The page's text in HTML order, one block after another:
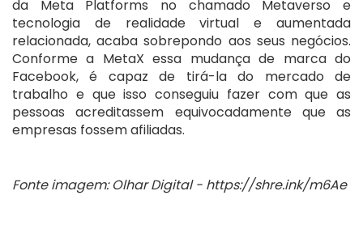
da Meta Platforms no chamado Metaverso e
tecnologia de realidade virtual e aumentada
relacionada, acaba sobrepondo aos seus negócios.
Conforme a MetaX essa mudança de marca do
Facebook, é capaz de tirá-la do mercado de
trabalho e que isso conseguiu fazer com que as
pessoas acreditassem equivocadamente que as
empresas fossem afiliadas.
Fonte imagem: Olhar Digital - https://shre.ink/m6Ae